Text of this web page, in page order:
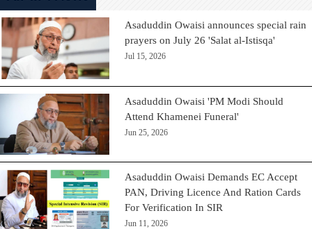
Asaduddin Owaisi announces special rain
prayers on July 26 'Salat al-Istisqa'
Jul 15, 2026
Asaduddin Owaisi 'PM Modi Should
Attend Khamenei Funeral'
Jun 25, 2026
Asaduddin Owaisi Demands EC Accept
PAN, Driving Licence And Ration Cards
For Verification In SIR
Jun 11, 2026